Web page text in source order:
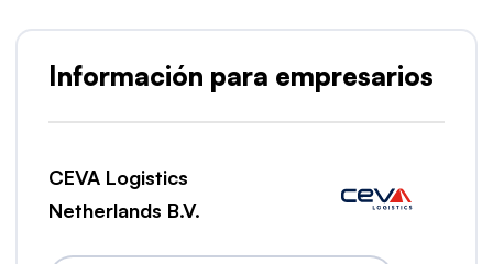
Información para empresarios
CEVA Logistics
Netherlands B.V.